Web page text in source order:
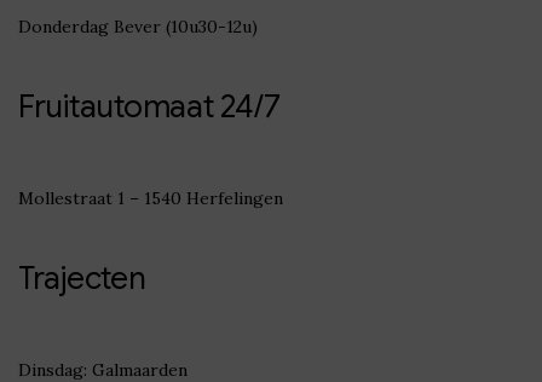
Donderdag Bever (10u30-12u)
Fruitautomaat 24/7
Mollestraat 1 – 1540 Herfelingen
Trajecten
Dinsdag: Galmaarden